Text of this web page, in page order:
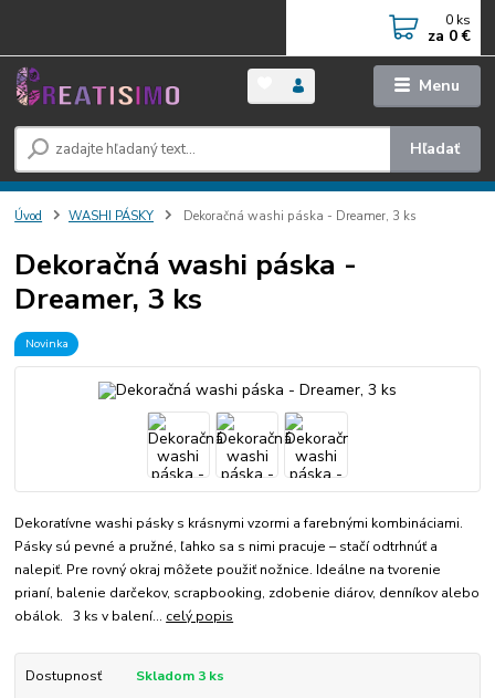
Menu
Hľadať
0 ks
za 0 €
Úvod WASHI PÁSKY Dekoračná washi páska - Dreamer, 3 ks
Dekoračná washi páska -
Dreamer, 3 ks
Novinka
Dekoratívne washi pásky s krásnymi vzormi a farebnými kombináciami.
Pásky sú pevné a pružné, ľahko sa s nimi pracuje – stačí odtrhnúť a
nalepiť. Pre rovný okraj môžete použiť nožnice. Ideálne na tvorenie
prianí, balenie darčekov, scrapbooking, zdobenie diárov, denníkov alebo
obálok. 3 ks v balení... celý popis
Dostupnosť Skladom 3 ks